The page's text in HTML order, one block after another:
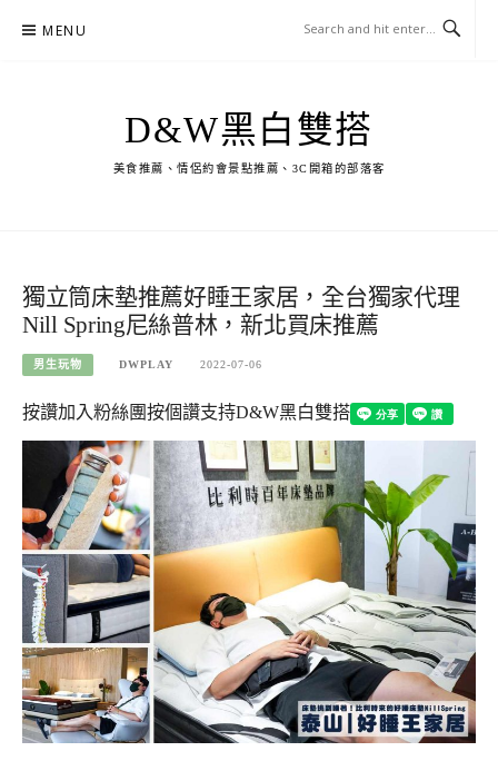
MENU
D&W黑白雙搭
美食推薦、情侶約會景點推薦、3C開箱的部落客
獨立筒床墊推薦好睡王家居，全台獨家代理
Nill Spring尼絲普林，新北買床推薦
男生玩物 DWPLAY 2022-07-06
按讚加入粉絲團按個讚支持D&W黑白雙搭